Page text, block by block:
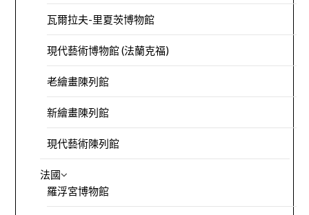
瓦爾拉夫-里夏茨博物館
現代藝術博物館 (法蘭克福)
老繪畫陳列館
新繪畫陳列館
現代藝術陳列館
法國
羅浮宮博物館